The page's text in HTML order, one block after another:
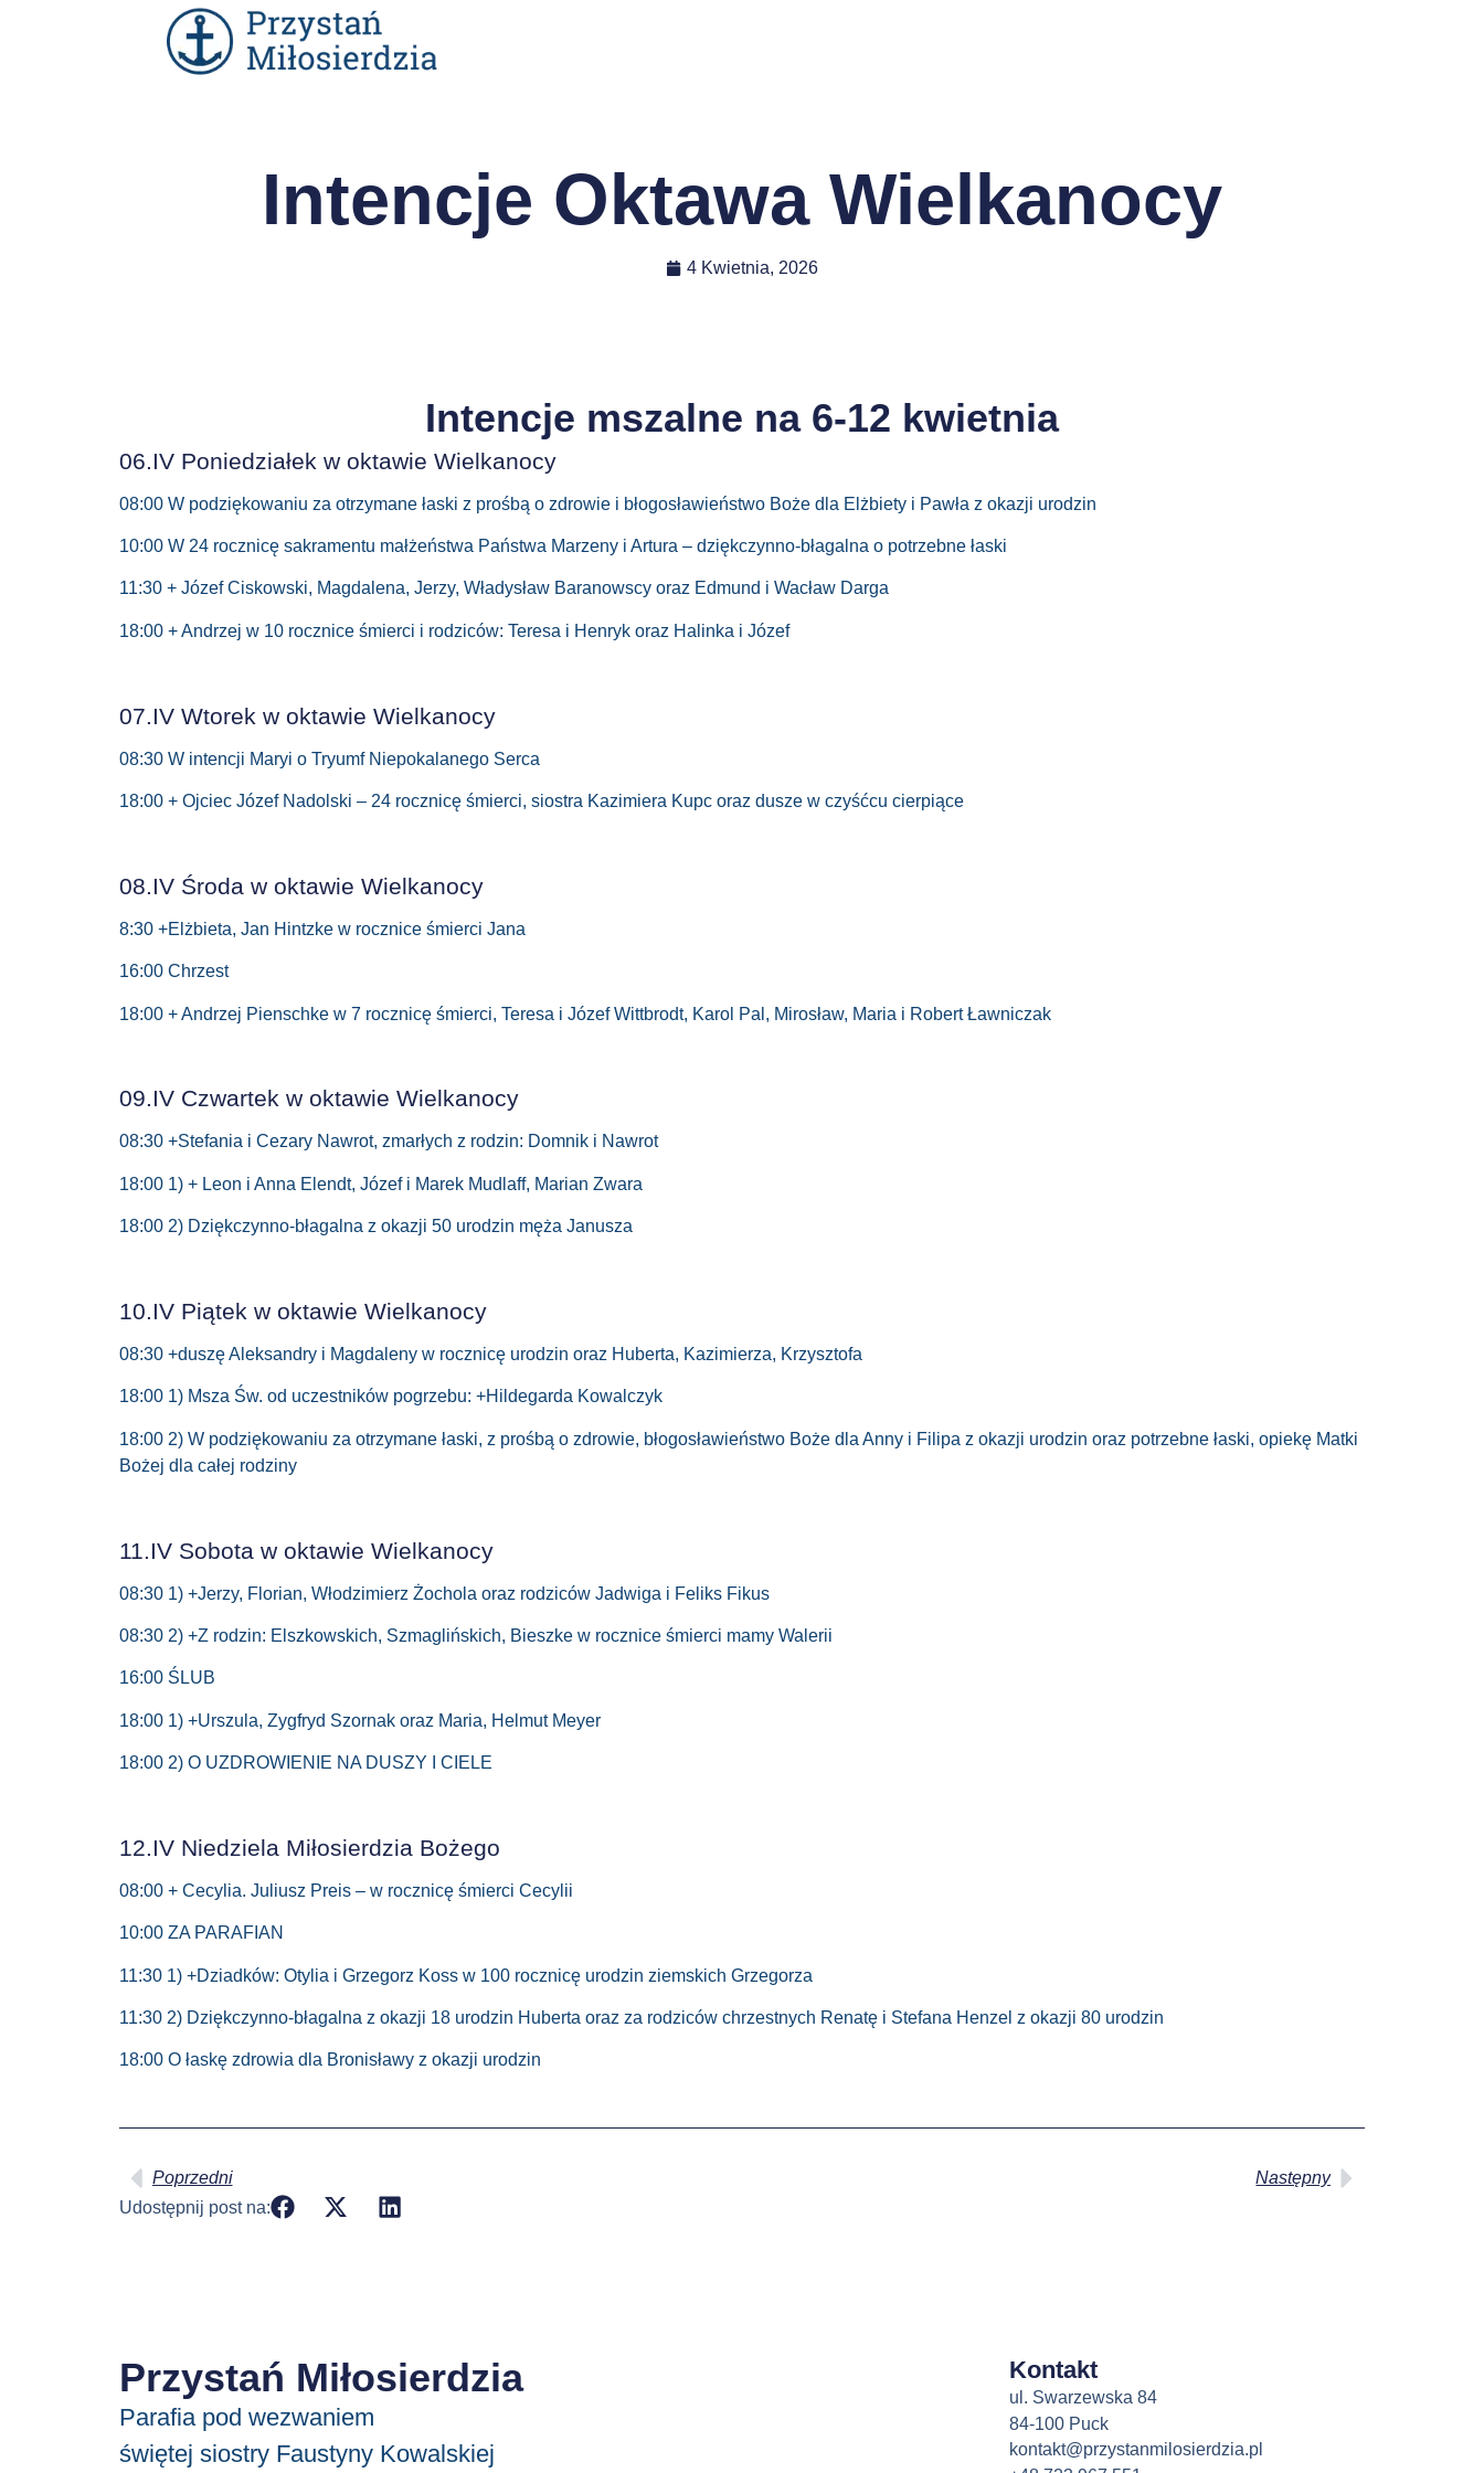
Intencje Oktawa Wielkanocy
4 Kwietnia, 2026
Intencje mszalne na 6-12 kwietnia
06.IV Poniedziałek w oktawie Wielkanocy
08:00 W podziękowaniu za otrzymane łaski z prośbą o zdrowie i błogosławieństwo Boże dla Elżbiety i Pawła z okazji urodzin
10:00 W 24 rocznicę sakramentu małżeństwa Państwa Marzeny i Artura – dziękczynno-błagalna o potrzebne łaski
11:30 + Józef Ciskowski, Magdalena, Jerzy, Władysław Baranowscy oraz Edmund i Wacław Darga
18:00 + Andrzej w 10 rocznice śmierci i rodziców: Teresa i Henryk oraz Halinka i Józef
07.IV Wtorek w oktawie Wielkanocy
08:30 W intencji Maryi o Tryumf Niepokalanego Serca
18:00 + Ojciec Józef Nadolski – 24 rocznicę śmierci, siostra Kazimiera Kupc oraz dusze w czyśćcu cierpiące
08.IV Środa w oktawie Wielkanocy
8:30 +Elżbieta, Jan Hintzke w rocznice śmierci Jana
16:00 Chrzest
18:00 + Andrzej Pienschke w 7 rocznicę śmierci, Teresa i Józef Wittbrodt, Karol Pal, Mirosław, Maria i Robert Ławniczak
09.IV Czwartek w oktawie Wielkanocy
08:30 +Stefania i Cezary Nawrot, zmarłych z rodzin: Domnik i Nawrot
18:00 1) + Leon i Anna Elendt, Józef i Marek Mudlaff, Marian Zwara
18:00 2) Dziękczynno-błagalna z okazji 50 urodzin męża Janusza
10.IV Piątek w oktawie Wielkanocy
08:30 +duszę Aleksandry i Magdaleny w rocznicę urodzin oraz Huberta, Kazimierza, Krzysztofa
18:00 1) Msza Św. od uczestników pogrzebu: +Hildegarda Kowalczyk
18:00 2) W podziękowaniu za otrzymane łaski, z prośbą o zdrowie, błogosławieństwo Boże dla Anny i Filipa z okazji urodzin oraz potrzebne łaski, opiekę Matki
Bożej dla całej rodziny
11.IV Sobota w oktawie Wielkanocy
08:30 1) +Jerzy, Florian, Włodzimierz Żochola oraz rodziców Jadwiga i Feliks Fikus
08:30 2) +Z rodzin: Elszkowskich, Szmaglińskich, Bieszke w rocznice śmierci mamy Walerii
16:00 ŚLUB
18:00 1) +Urszula, Zygfryd Szornak oraz Maria, Helmut Meyer
18:00 2) O UZDROWIENIE NA DUSZY I CIELE
12.IV Niedziela Miłosierdzia Bożego
08:00 + Cecylia. Juliusz Preis – w rocznicę śmierci Cecylii
10:00 ZA PARAFIAN
11:30 1) +Dziadków: Otylia i Grzegorz Koss w 100 rocznicę urodzin ziemskich Grzegorza
11:30 2) Dziękczynno-błagalna z okazji 18 urodzin Huberta oraz za rodziców chrzestnych Renatę i Stefana Henzel z okazji 80 urodzin
18:00 O łaskę zdrowia dla Bronisławy z okazji urodzin
Poprzedni
Następny
Udostępnij post na:
Przystań Miłosierdzia
Parafia pod wezwaniem
świętej siostry Faustyny Kowalskiej
Kontakt
ul. Swarzewska 84
84-100 Puck
kontakt@przystanmilosierdzia.pl